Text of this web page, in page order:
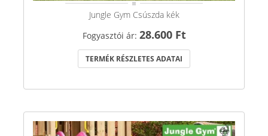
Jungle Gym Csúszda kék
Fogyasztói ár: 28.600 Ft
TERMÉK RÉSZLETES ADATAI